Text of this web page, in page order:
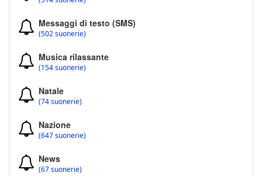
Messaggi di testo (SMS)
(502 suonerie)
Musica rilassante
(154 suonerie)
Natale
(74 suonerie)
Nazione
(647 suonerie)
News
(67 suonerie)